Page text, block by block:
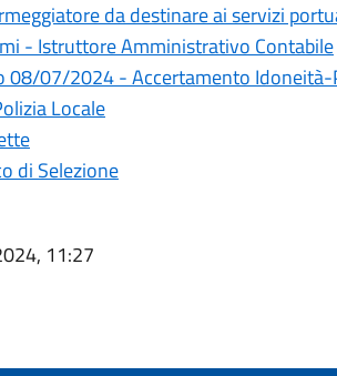
da destinare ai servizi
- Istruttore Amministrativo Contabile
08/07/2024 - Accertamento
Locale
di Selezione
11:27